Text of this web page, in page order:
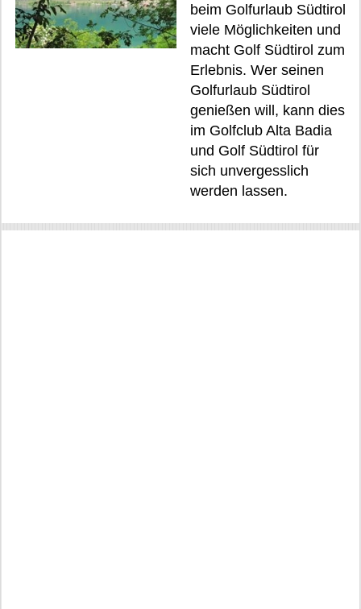
beim Golfurlaub Südtirol
viele Möglichkeiten und
macht Golf Südtirol zum
Erlebnis. Wer seinen
Golfurlaub Südtirol
genießen will, kann dies
im Golfclub Alta Badia
und Golf Südtirol für
sich unvergesslich
werden lassen.